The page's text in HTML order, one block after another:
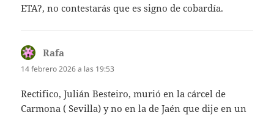
ETA?, no contestarás que es signo de cobardía.
Rafa
14 febrero 2026 a las 19:53
Rectifico, Julián Besteiro, murió en la cárcel de
Carmona ( Sevilla) y no en la de Jaén que dije en un